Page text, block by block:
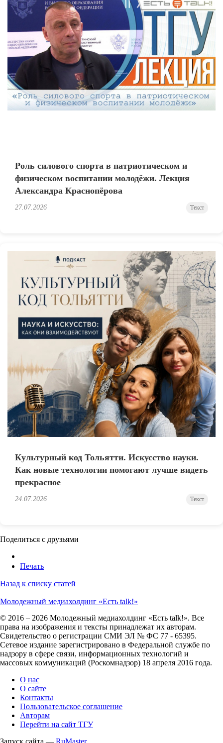
Роль силового спорта в патриотическом и
физическом воспитании молодёжи. Лекция
Александра Краснопёрова
27.07.2026 Текст
Культурный код Тольятти. Искусство науки.
Как новые технологии помогают лучше видеть
прекрасное
24.07.2026 Текст
Поделиться с друзьями
Печать
Назад к списку статей
Молодежный медиахолдинг «Есть talk!»
© 2016 – 2026 Молодежный медиахолдинг «Есть talk!». Все
права на изображения и тексты принадлежат их авторам.
Свидетельство о регистрации СМИ ЭЛ № ФС 77 - 65395.
Сетевое издание зарегистрировано в Федеральной службе по
надзору в сфере связи, информационных технологий и
массовых коммуникаций (Роскомнадзор) 18 апреля 2016 года.
О нас
О сайте
Контакты
Пользовательское соглашение
Авторам
Перейти на сайт ТГУ
Запуск сайта — RuMaster